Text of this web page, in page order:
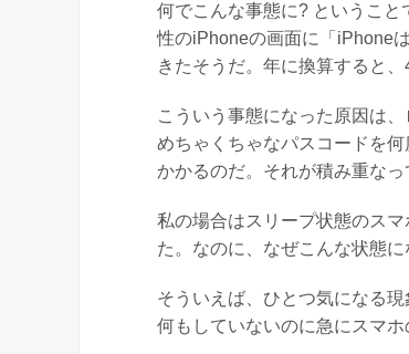
何でこんな事態に? ということ
性のiPhoneの画面に「iPhone
きたそうだ。年に換算すると
こういう事態になった原因は
めちゃくちゃなパスコードを
かかるのだ。それが積み重な
私の場合はスリープ状態のス
た。なのに、なぜこんな状態に
そういえば、ひとつ気になる
何もしていないのに急にスマ